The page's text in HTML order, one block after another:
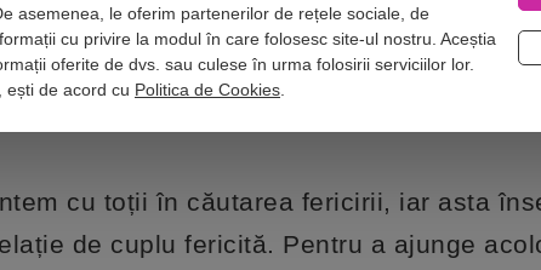
remediu și amplificator pentru dragoste
cu Dubla Fericire: remediu și
cu toții în căutarea fericirii, iar asta
de cuplu fericită. Pentru a ajunge
asemenea, le oferim partenerilor de rețele sociale, de
cu privire la modul în care folosesc site-ul nostru. Aceștia
oferite de dvs. sau culese în urma folosirii serviciilor lor.
ești de acord cu Politica de Cookies.